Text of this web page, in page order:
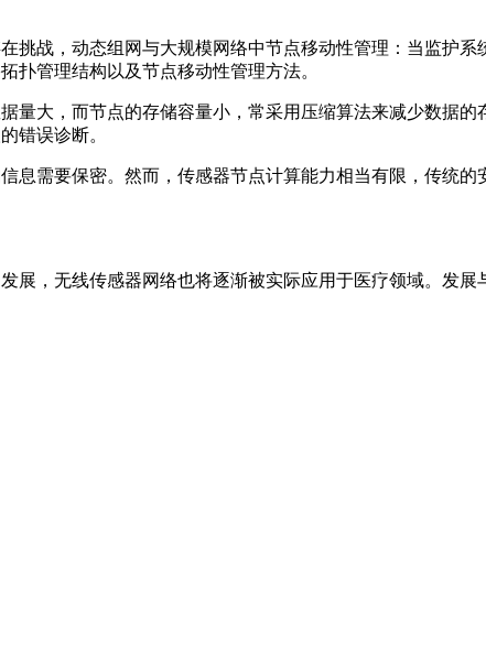
战，动态组网与大规模网络中节点移动性管理：当监护
扑管理结构以及节点移动性管理方法。
大，而节点的存储容量小，常采用压缩算法来减少数据
错误诊断。
需要保密。然而，传感器节点计算能力相当有限，传统
展，无线传感器网络也将逐渐被实际应用于医疗领域。发